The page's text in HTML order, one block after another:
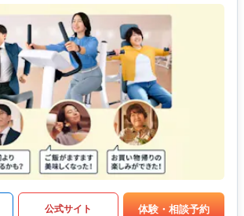
公式サイト 体験・相談予約